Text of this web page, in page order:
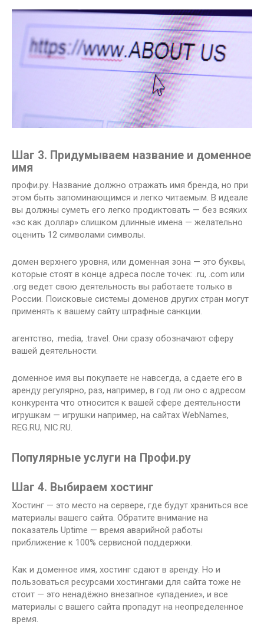
Шаг 3. Придумываем название и доменное
имя
профи.ру. Название должно отражать имя бренда, но при
этом быть запоминающимся и легко читаемым. В идеале
вы должны суметь его легко продиктовать — без всяких
«эс как доллар» слишком длинные имена — желательно
оценить 12 символами символы.
домен верхнего уровня, или доменная зона — это буквы,
которые стоят в конце адреса после точек: .ru, .com или
.org ведет свою деятельность вы работаете только в
России. Поисковые системы доменов других стран могут
применять к вашему сайту штрафные санкции.
агентство, .media, .travel. Они сразу обозначают сферу
вашей деятельности.
доменное имя вы покупаете не навсегда, а сдаете его в
аренду регулярно, раз, например, в год ли оно с адресом
конкурента что относится к вашей сфере деятельности
игрушкам — игрушки например, на сайтах WebNames,
REG.RU, NIC.RU.
Популярные услуги на Профи.ру
Шаг 4. Выбираем хостинг
Хостинг — это место на сервере, где будут храниться все
материалы вашего сайта. Обратите внимание на
показатель Uptime — время аварийной работы
приближение к 100% сервисной поддержки.
Как и доменное имя, хостинг сдают в аренду. Но и
пользоваться ресурсами хостингами для сайта тоже не
стоит — это ненадёжно внезапное «упадение», и все
материалы с вашего сайта пропадут на неопределенное
время.